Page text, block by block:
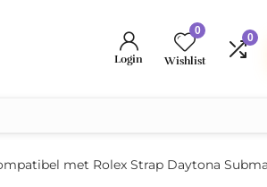
Login
0
Wishlist
0
met Rolex Strap Daytona